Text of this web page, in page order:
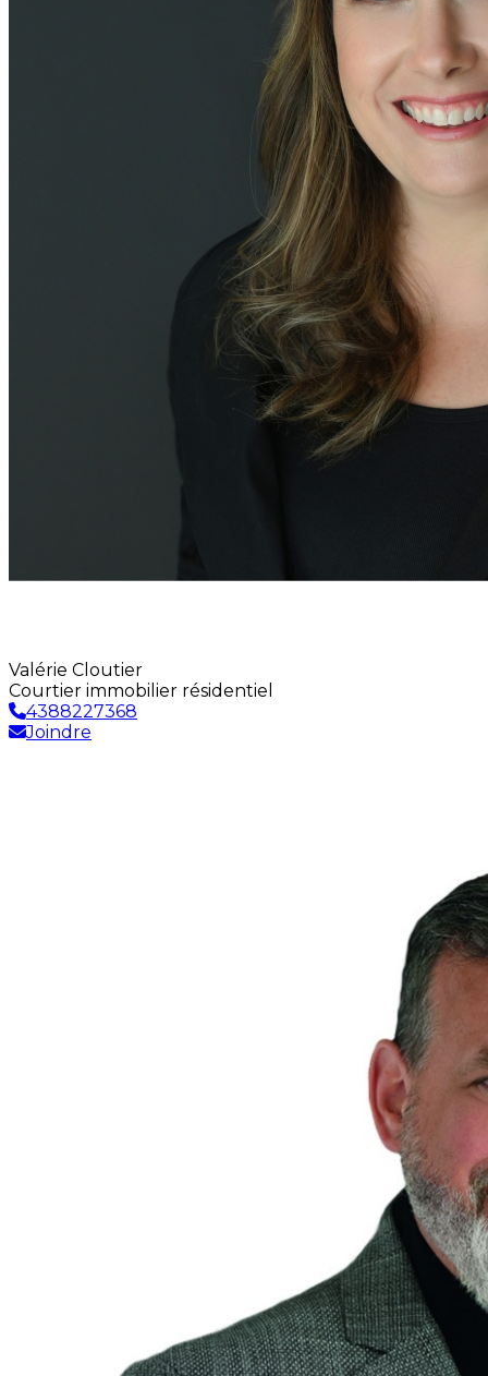
Valérie Cloutier
Courtier immobilier résidentiel
4388227368
Joindre